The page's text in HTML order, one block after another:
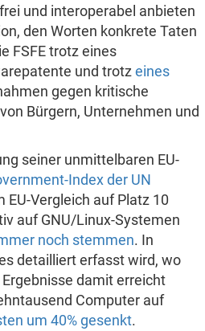
und interoperabel anbieten
den Worten konkrete Taten
FSFE trotz eines
und trotz eines
gegen kritische
Bürgern, Unternehmen und
seiner unmittelbaren EU-
Index der UN
Vergleich auf Platz 10
auf GNU/Linux-Systemen
noch stemmen. In
detailliert erfasst wird, wo
damit erreicht
Computer auf
um 40% gesenkt.